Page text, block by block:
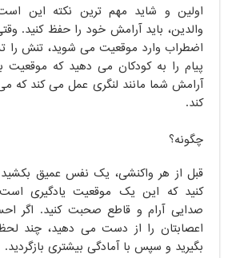
اولین و شاید مهم ترین نکته این
والدین، باید آرامش خود را حفظ کنید.
اضطراب وارد موقعیت می شوید، تنش را
پیام را به کودکان می دهید که
آرامش شما مانند لنگری عمل می کند که می
کند.
چگونه؟
قبل از هر واکنشی، یک نفس عمیق
کنید که این یک موقعیت یادگیری
صدایی آرام و قاطع صحبت کنید. اگر
اعصابتان را از دست می دهید، چند
بگیرید و سپس با آمادگی بیشتری بازگردید.